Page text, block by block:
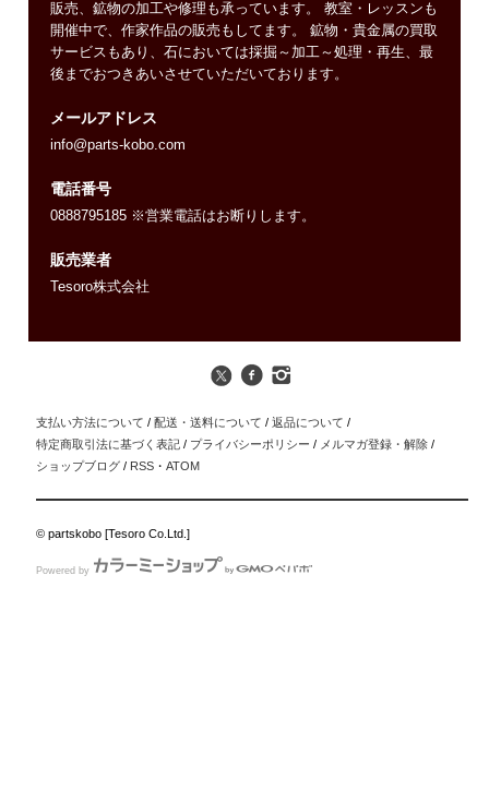
販売、鉱物の加工や修理も承っています。 教室・レッスンも
開催中で、作家作品の販売もしてます。 鉱物・貴金属の買取
サービスもあり、石においては採掘～加工～処理・再生、最
後までおつきあいさせていただいております。
メールアドレス
info@parts-kobo.com
電話番号
0888795185 ※営業電話はお断りします。
販売業者
Tesoro株式会社
支払い方法について / 配送・送料について / 返品について /
特定商取引法に基づく表記 / プライバシーポリシー / メルマガ登録・解除 /
ショップブログ / RSS ・ATOM
© partskobo [Tesoro Co.Ltd.]
Powered by